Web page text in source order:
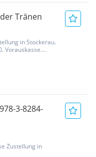
Tränen
in Stockerau.
Vorauskasse.
3-8284-
Zustellung in